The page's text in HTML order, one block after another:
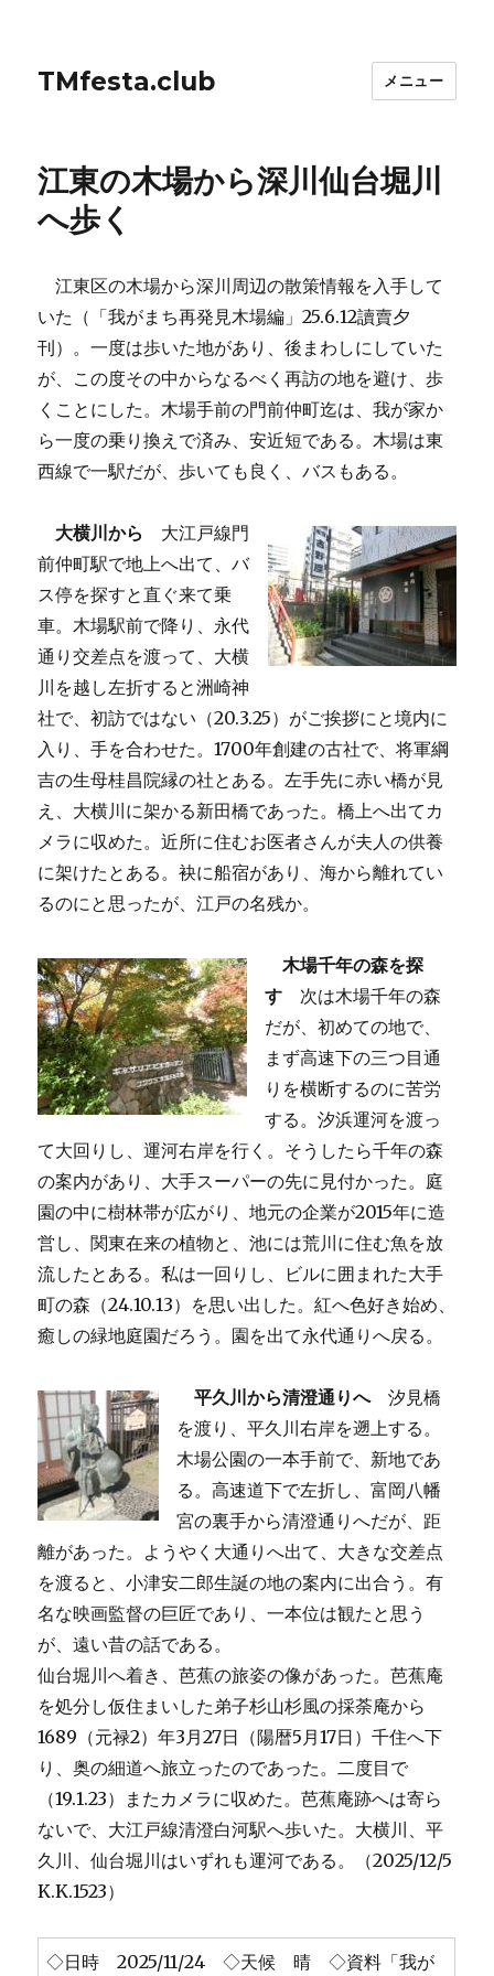
TMfesta.club メニュー
江東の木場から深川仙台堀川
へ歩く
江東区の木場から深川周辺の散策情報を入手して
いた（「我がまち再発見木場編」25.6.12讀賣夕
刊）。一度は歩いた地があり、後まわしにしていた
が、この度その中からなるべく再訪の地を避け、歩
くことにした。木場手前の門前仲町迄は、我が家か
ら一度の乗り換えで済み、安近短である。木場は東
西線で一駅だが、歩いても良く、バスもある。
大横川から
大江戸線門
前仲町駅で地上へ出て、バ
ス停を探すと直ぐ来て乗
車。木場駅前で降り、永代
通り交差点を渡って、大横
川を越し左折すると洲崎神
社で、初訪ではない（20.3.25）がご挨拶にと境内に
入り、手を合わせた。1700年創建の古社で、将軍綱
吉の生母桂昌院縁の社とある。左手先に赤い橋が見
え、大横川に架かる新田橋であった。橋上へ出てカ
メラに収めた。近所に住むお医者さんが夫人の供養
に架けたとある。袂に船宿があり、海から離れてい
るのにと思ったが、江戸の名残か。
木場千年の森を探
す 次は木場千年の森
だが、初めての地で、
まず高速下の三つ目通
りを横断するのに苦労
する。汐浜運河を渡っ
て大回りし、運河右岸を行く。そうしたら千年の森
の案内があり、大手スーパーの先に見付かった。庭
園の中に樹林帯が広がり、地元の企業が2015年に造
営し、関東在来の植物と、池には荒川に住む魚を放
流したとある。私は一回りし、ビルに囲まれた大手
町の森（24.10.13）を思い出した。紅へ色好き始め、
癒しの緑地庭園だろう。園を出て永代通りへ戻る。
平久川から清澄通りへ汐見橋
を渡り、平久川右岸を遡上する。
木場公園の一本手前で、新地であ
る。高速道下で左折し、富岡八幡
宮の裏手から清澄通りへだが、距
離があった。ようやく大通りへ出て、大きな交差点
を渡ると、小津安二郎生誕の地の案内に出合う。有
名な映画監督の巨匠であり、一本位は観たと思う
が、遠い昔の話である。
仙台堀川へ着き、芭蕉の旅姿の像があった。芭蕉庵
を処分し仮住まいした弟子杉山杉風の採荼庵から
1689（元禄2）年3月27日（陽暦5月17日）千住へ下
り、奥の細道へ旅立ったのであった。二度目で
（19.1.23）またカメラに収めた。芭蕉庵跡へは寄ら
ないで、大江戸線清澄白河駅へ歩いた。大横川、平
久川、仙台堀川はいずれも運河である。（2025/12/5
K.K.1523）
◇日時 2025/11/24 ◇天候 晴 ◇資料「我が